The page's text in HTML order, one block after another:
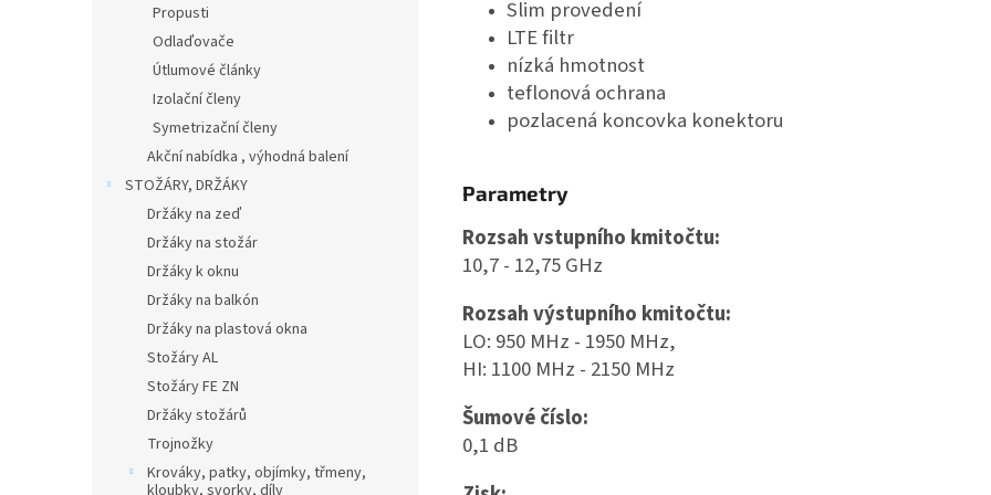
Propusti
Odlaďovače
Útlumové články
Izolační členy
Symetrizační členy
Akční nabídka , výhodná balení
STOŽÁRY, DRŽÁKY
Držáky na zeď
Držáky na stožár
Držáky k oknu
Držáky na balkón
Držáky na plastová okna
Stožáry AL
Stožáry FE ZN
Držáky stožárů
Trojnožky
Krováky, patky, objímky, třmeny,
kloubky, svorky, díly
Slim provedení
LTE filtr
nízká hmotnost
teflonová ochrana
pozlacená koncovka konektoru
Parametry
Rozsah vstupního kmitočtu:
10,7 - 12,75 GHz
Rozsah výstupního kmitočtu:
LO: 950 MHz - 1950 MHz,
HI: 1100 MHz - 2150 MHz
Šumové číslo:
0,1 dB